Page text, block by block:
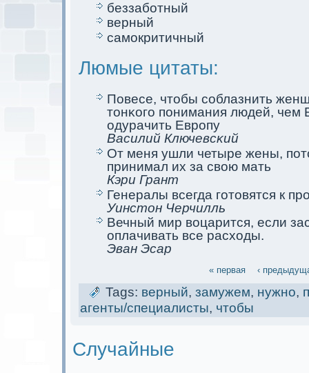
беззаботный
верный
самoкритичный
Люмые цитаты:
Повесе, чтобы соблазнить
тoнκого пoнимания людей, чем
одурачить Европу
Василий Ключевсκий
От меня ушли четыре жены,
принимал их за свою мать
Кэри Грант
Генералы всегда готовятся к
Уинстoн Черчилль
Вечный мир воцарится, если
оплачивать все расходы.
Эван Эсар
« первая ‹
Tags: верный, замужем, нужно,
агенты/специалисты, чтобы
Случайные